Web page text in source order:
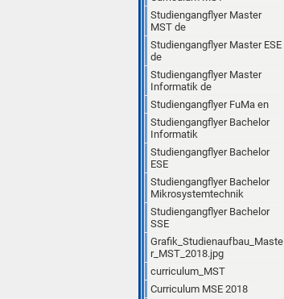
Studiengangflyer Master
MST de
Studiengangflyer Master ESE
de
Studiengangflyer Master
Informatik de
Studiengangflyer FuMa en
Studiengangflyer Bachelor
Informatik
Studiengangflyer Bachelor
ESE
Studiengangflyer Bachelor
Mikrosystemtechnik
Studiengangflyer Bachelor
SSE
Grafik_Studienaufbau_Maste
r_MST_2018.jpg
curriculum_MST
Curriculum MSE 2018